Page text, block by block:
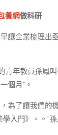
養網做科研
讓企業梳理出
青年教員孫鳳
個月”。
為了讓我們的
學入門》。。”孫